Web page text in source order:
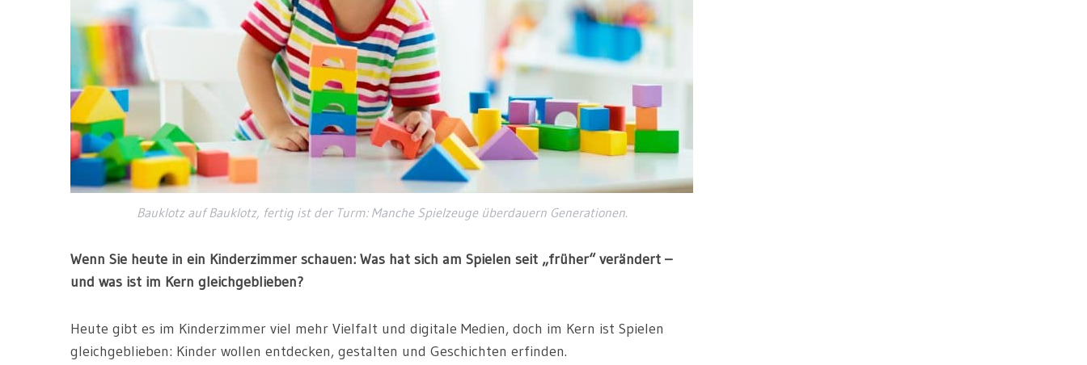
Bauklotz auf Bauklotz, fertig ist der Turm: Manche Spielzeuge überdauern Generationen.
Wenn Sie heute in ein Kinderzimmer schauen: Was hat sich am Spielen seit „früher“ verändert –
und was ist im Kern gleichgeblieben?
Heute gibt es im Kinderzimmer viel mehr Vielfalt und digitale Medien, doch im Kern ist Spielen
gleichgeblieben: Kinder wollen entdecken, gestalten und Geschichten erfinden.